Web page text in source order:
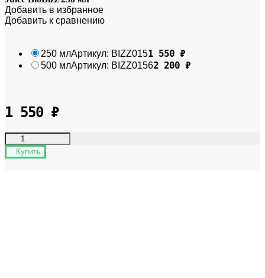
Добавить в избранное
Добавить к сравнению
250 млАртикул: BIZZ0151 550 ₽
500 млАртикул: BIZZ01562 200 ₽
1 550 ₽
Купить